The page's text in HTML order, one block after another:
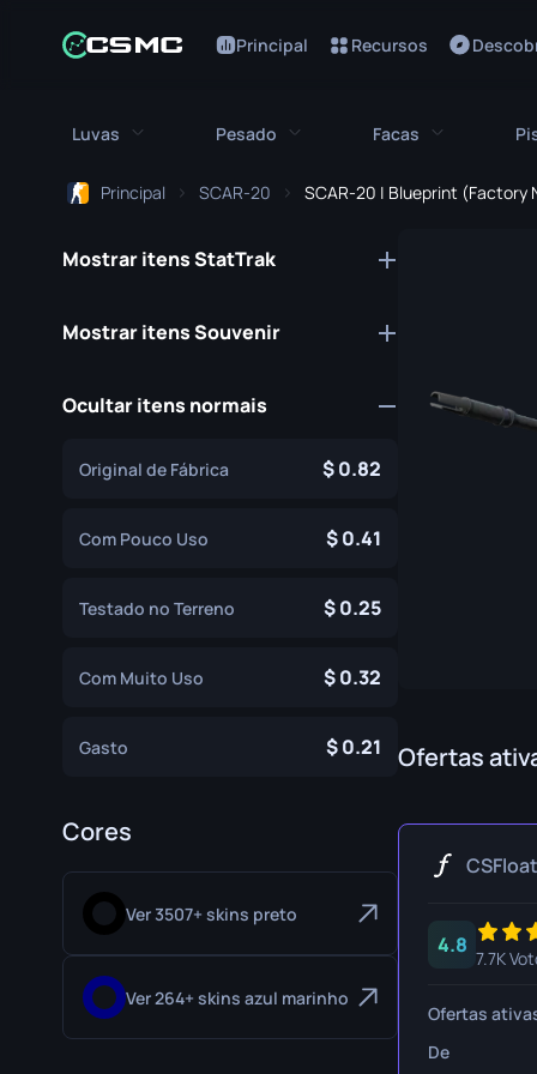
Principal Recursos
Luvas
Luvas Bloodhound
Luvas Broken Fang
Ataduras de Mão
Luvas Hydra
Luvas Esportivas
Pesado
M249
MAG-7
Nova
Serrada
Facas
Faca Clássica
Baioneta M9
Adagas
Principal SCAR-20 SCAR-20 | Blueprint (Factory
Mostrar itens StatTrak
Mostrar itens Souvenir
Ocultar itens normais
Original de Fábrica 0.82
Com Pouco Uso 0.41
Testado no Terreno 0.25
Com Muito Uso 0.32
Gasto 0.21
Cores
Ver 3507+ skins preto
Ver 264+ skins azul marinho
Ofertas
CSFloat
4.8
7.7K
Ofertas
De